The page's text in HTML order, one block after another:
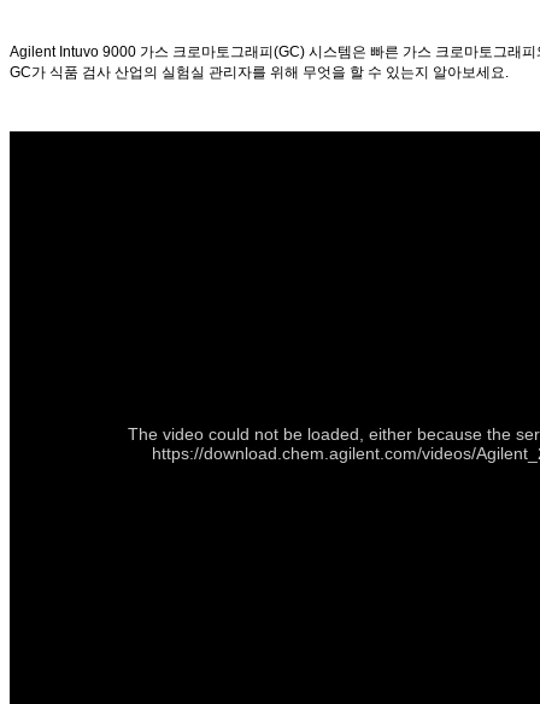
Agilent Intuvo 9000 가스 크로마토그래피(GC) 시스템은 빠른 가스 크로마토그래
GC가 식품 검사 산업의 실험실 관리자를 위해 무엇을 할 수 있는지 알아보세요.
The video could not be loaded, either because the
https://download.chem.agilent.com/videos/